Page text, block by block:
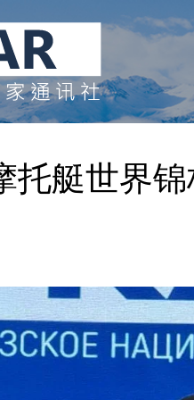
托艇世界